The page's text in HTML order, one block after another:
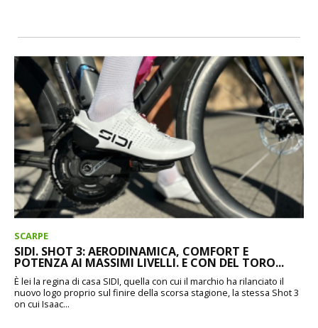
SCARPE
SIDI. SHOT 3: AERODINAMICA, COMFORT E
POTENZA AI MASSIMI LIVELLI. E CON DEL TORO...
È lei la regina di casa SIDI, quella con cui il marchio ha rilanciato il
nuovo logo proprio sul finire della scorsa stagione, la stessa Shot 3
on cui Isaac...